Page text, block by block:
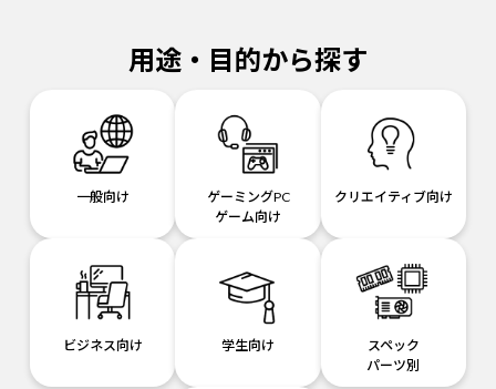
用途・目的から探す
一般向け
ゲーミングPC
ゲーム向け
クリエイティブ向け
ビジネス向け 学生向け
スペック
パーツ別